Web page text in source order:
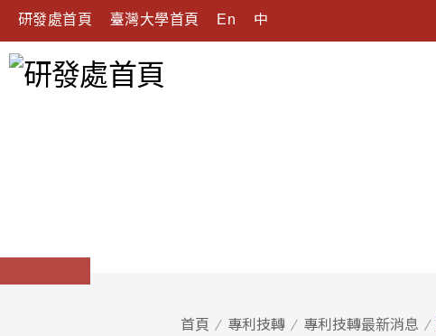
研發處首頁 臺灣大學首頁 En 中
首頁 專利技轉 專利技轉最新消息